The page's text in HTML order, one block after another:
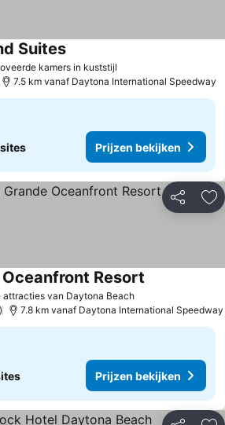
kamers in kuststijl
SuitesPrijzen bekijken
7.5 km vanaf Daytona International Speedway
Prijzen bekijken
Delen
attracties van Daytona BeachPrijzen
Resort
7.8 km vanaf Daytona International Speedway
Prijzen bekijken